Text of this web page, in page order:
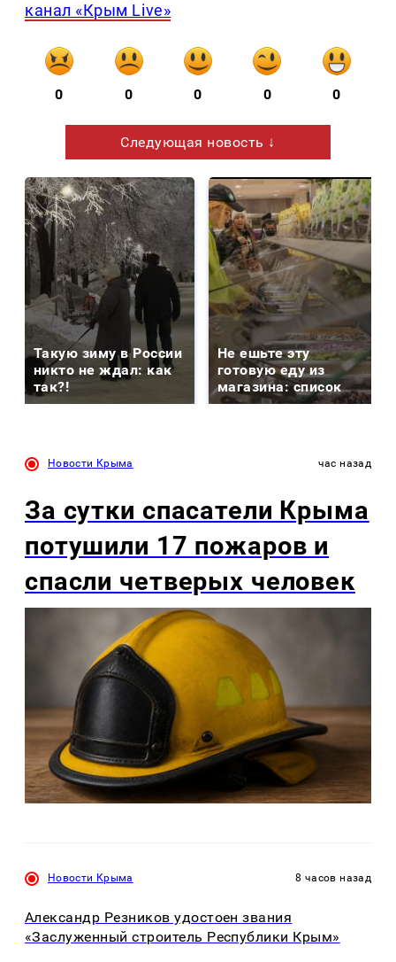
канал «Крым Live»
0 0 0 0 0
Следующая новость ↓
Такую зиму в России
никто не ждал: как
так?!
Не ешьте эту
готовую еду из
магазина: список
Новости Крыма час назад
За сутки спасатели Крыма
потушили 17 пожаров и
спасли четверых человек
Новости Крыма 8 часов назад
Александр Резников удостоен звания
«Заслуженный строитель Республики Крым»